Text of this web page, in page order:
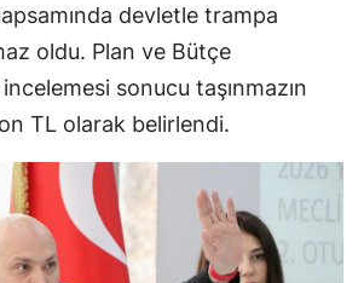
devletle trampa
oldu. Plan ve Bütçe
sonucu taşınmazın
TL olarak belirlendi.